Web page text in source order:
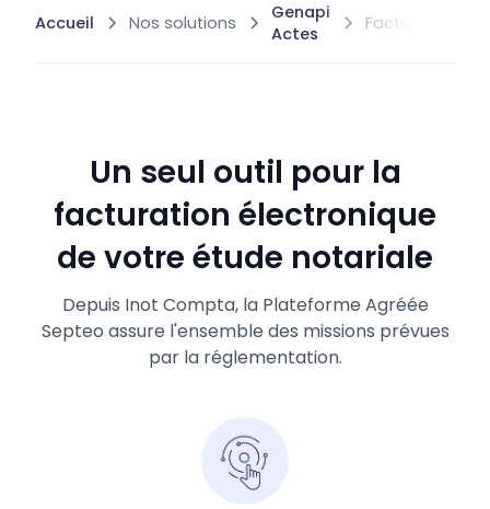
Accueil Nos solutions
Genapi
Actes
Facturation
Un seul outil pour la
facturation électronique
de votre étude notariale
Depuis Inot Compta, la Plateforme Agréée
Septeo assure l'ensemble des missions prévues
par la réglementation.